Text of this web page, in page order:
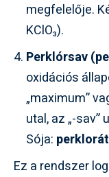
megfelelője.
KClO₃).
Perklórsav
oxidációs
„maximum”
utal, az „-sav”
Sója: perklorát
Ez a rendszer